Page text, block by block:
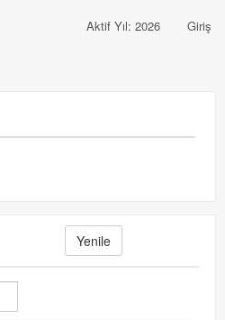
Giriş
Aktif Yıl: 2026
Yenile